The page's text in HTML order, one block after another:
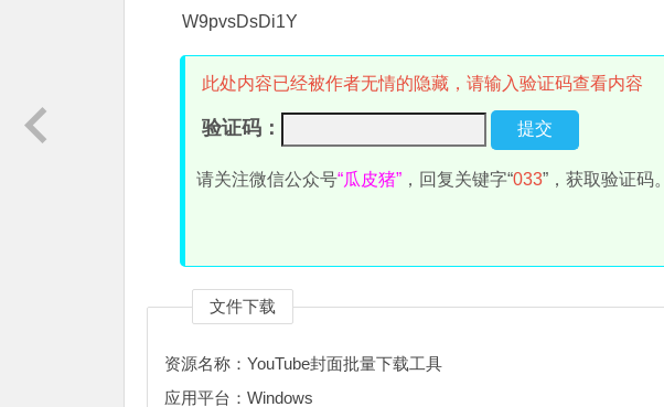
W9pvsDsDi1Y
此处内容已经被作者无情的隐藏，请输入验证码查看内容
验证码：
请关注微信公众号“瓜皮猪” ，回复关键字“033”，获取验证码。
文件下载
资源名称：YouTube封面批量下载工具
应用平台：Windows